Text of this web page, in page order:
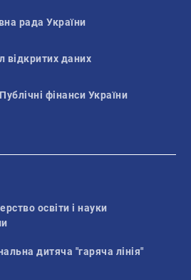
рада України
відкритих даних
фінанси України
освіти і науки
дитяча "гаряча лінія"